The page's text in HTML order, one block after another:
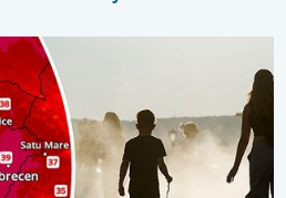
Wschodniej. Ponad 40 stopni. . .